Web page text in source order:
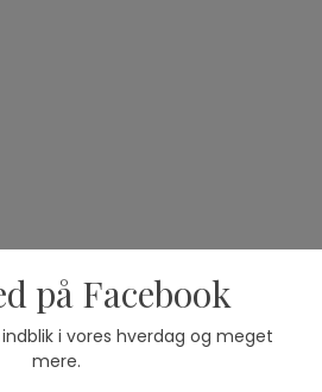
på Facebook
i vores hverdag og meget
mere.